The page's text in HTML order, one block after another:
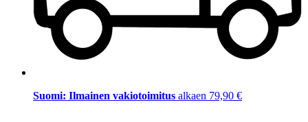
Suomi: Ilmainen vakiotoimitus alkaen 79,90 €